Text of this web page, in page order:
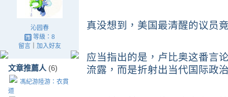
沁园春
等級：8
留言｜ 加入好友
文章推薦人 (6)
馮紀游陸游：衣貫
道
真没想到，美国最清醒的议员
应当指出的是，卢比奥这番言
流露，而是折射出当代国际政